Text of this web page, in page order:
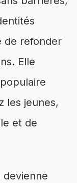
de refonder
Elle
les jeunes,
et de